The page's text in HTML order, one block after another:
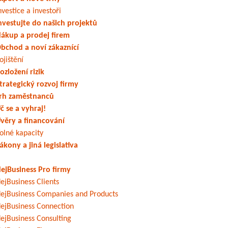
a investoři
do našich projektů
a prodej firem
a noví zákaznící
rizik
rozvoj firmy
zaměstnanců
se a vyhraj!
a financování
kapacity
a jiná legislativa
Pro firmy
Clients
Companies and Products
Connection
Consulting